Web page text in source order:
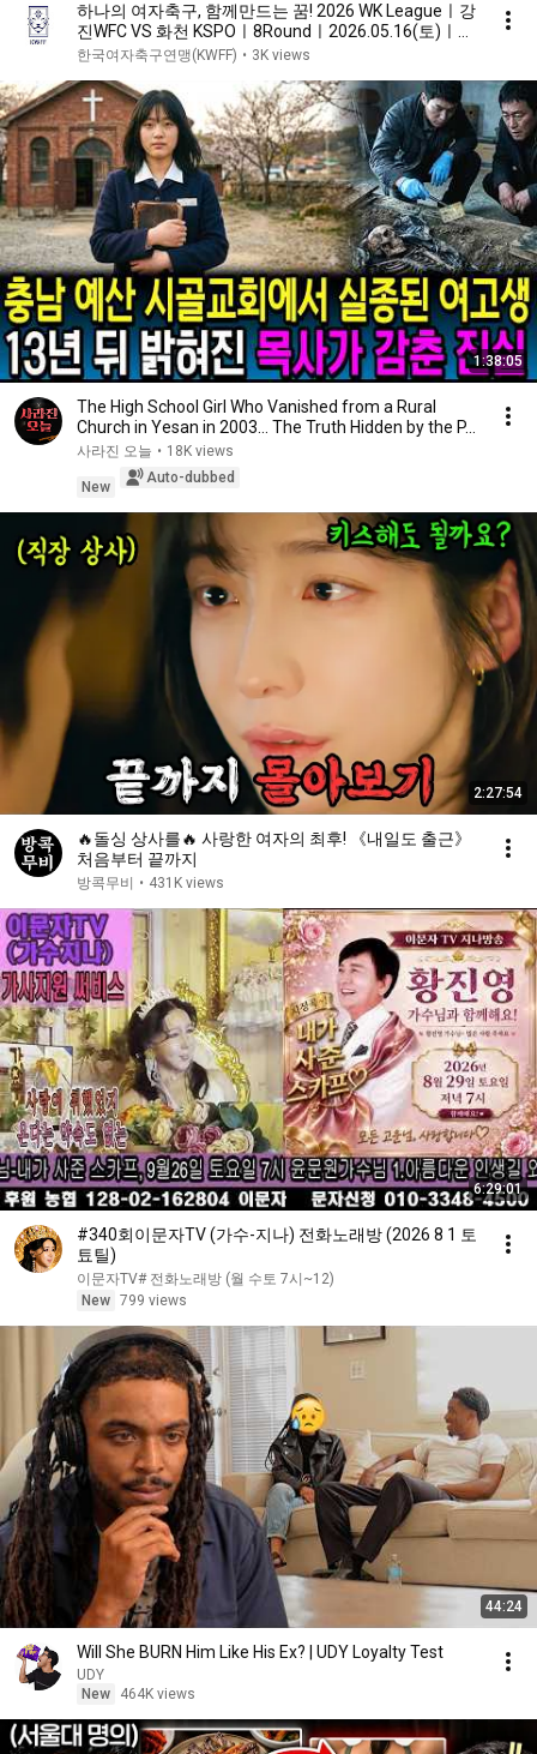
하나의 여자축구, 함께만드는 꿈! 2026 WK Leagueㅣ강
진WFC VS 화천 KSPOㅣ8Roundㅣ2026.05.16(토)ㅣ강
진영랑구장
한국여자축구연맹(KWFF) • 3K views
1:38:05
The High School Girl Who Vanished from a Rural
Church in Yesan in 2003… The Truth Hidden by the P...
사라진 오늘 • 18K views
New
Auto-dubbed
2:27:54
🔥돌싱 상사를🔥 사랑한 여자의 최후! 《내일도 출근》
처음부터 끝까지
방콕무비 • 431K views
6:29:01
#340회이문자TV (가수-지나) 전화노래방 (2026 8 1 토
툐틸)
이문자TV# 전화노래방 (월 수토 7시~12)
New 799 views
44:24
Will She BURN Him Like His Ex? | UDY Loyalty Test
UDY
New
464K views